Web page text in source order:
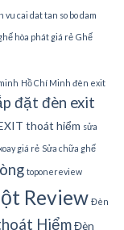
vu cai dat tan so bo dam
hòa phát giá rẻ Ghế
Hồ Chí Minh đèn exit
đặt đèn exit
thoát hiểm sửa
giá rẻ Sửa chữa ghế
toponereview
Review Đèn
HiểmĐèn